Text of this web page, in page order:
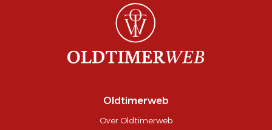
Oldtimerweb
Over Oldtimerweb